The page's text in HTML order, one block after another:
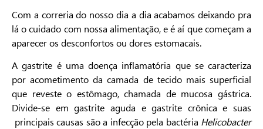
Com a correria do nosso dia a dia acabamos deixando pra
lá o cuidado com nossa alimentação, e é aí que começam a
aparecer os desconfortos ou dores estomacais.
A gastrite é uma doença inflamatória que se caracteriza
por acometimento da camada de tecido mais superficial
que reveste o estômago, chamada de mucosa gástrica.
Divide-se em gastrite aguda e gastrite crônica e suas
principais causas são a infecção pela bactéria Helicobacter